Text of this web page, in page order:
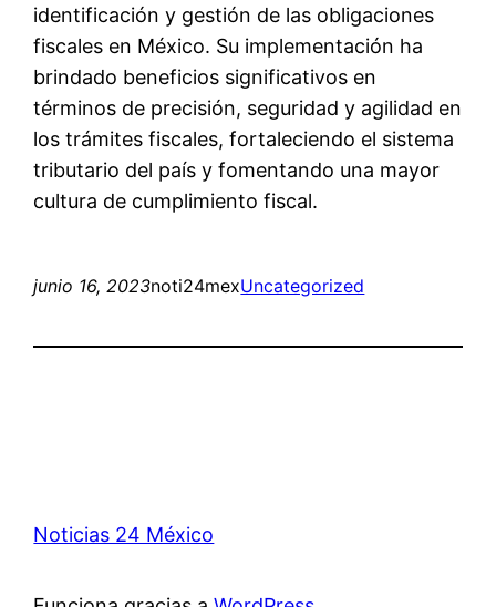
identificación y gestión de las obligaciones
fiscales en México. Su implementación ha
brindado beneficios significativos en
términos de precisión, seguridad y agilidad en
los trámites fiscales, fortaleciendo el sistema
tributario del país y fomentando una mayor
cultura de cumplimiento fiscal.
junio 16, 2023noti24mexUncategorized
Noticias 24 México